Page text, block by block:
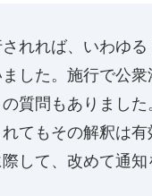
されれば、いわゆ
した。施行で公
質問もありまし
てもその解釈は
して、改めて通知